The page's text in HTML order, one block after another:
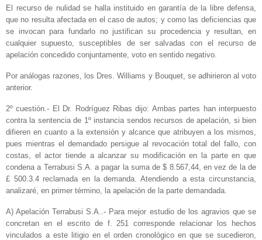
El recurso de nulidad se halla instituido en garantía de la libre defensa,
que no resulta afectada en el caso de autos; y como las deficiencias que
se invocan para fundarlo no justifican su procedencia y resultan, en
cualquier supuesto, susceptibles de ser salvadas con el recurso de
apelación concedido conjuntamente, voto en sentido negativo.
Por análogas razones, los Dres. Williams y Bouquet, se adhirieron al voto
anterior.
2º cuestión.- El Dr. Rodríguez Ribas dijo: Ambas partes han interpuesto
contra la sentencia de 1º instancia sendos recursos de apelación, si bien
difieren en cuanto a la extensión y alcance que atribuyen a los mismos,
pues mientras el demandado persigue al revocación total del fallo, con
costas, el actor tiende a alcanzar su modificación en la parte en que
condena a Terrabusi S.A. a pagar la suma de $ 8.567,44, en vez de la de
£ 500.3.4 reclamada en la demanda. Atendiendo a esta circunstancia,
analizaré, en primer término, la apelación de la parte demandada.
A) Apelación Terrabusi S.A..- Para mejor estudio de los agravios que se
concretan en el escrito de f. 251 corresponde relacionar los hechos
vinculados a este litigio en el orden cronológico en que se sucedieron,